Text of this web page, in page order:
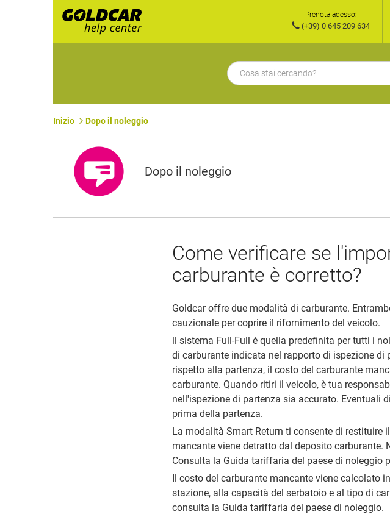
Prenota adesso:
(+39) 0 645 209 634
Inizio Dopo il noleggio
Dopo il noleggio
Come verificare se
carburante è corretto?
Goldcar offre due modalità di carburante.
cauzionale per coprire il rifornimento del veicolo.
ll sistema Full-Full è quella predefinita per tutti i
di carburante indicata nel rapporto di ispezione
rispetto alla partenza, il costo del carburante
carburante. Quando ritiri il veicolo, è tua
nell'ispezione di partenza sia accurato. Eventuali
prima della partenza.
La modalità Smart Return ti consente di restituire
mancante viene detratto dal deposito
Consulta la Guida tariffaria del paese di noleggio
Il costo del carburante mancante viene calcolato
stazione, alla capacità del serbatoio e al tipo di
consulta la Guida tariffaria del paese di noleggio.